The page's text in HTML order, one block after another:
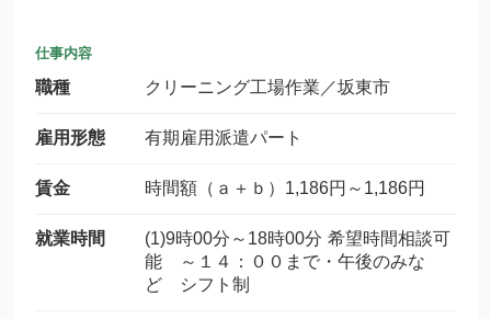
仕事内容
職種 クリーニング工場作業／坂東市
雇用形態 有期雇用派遣パート
賃金 時間額（ａ＋ｂ）1,186円～1,186円
就業時間
(1)9時00分～18時00分 希望時間相談可
能 ～１４：００まで・午後のみな
ど シフト制